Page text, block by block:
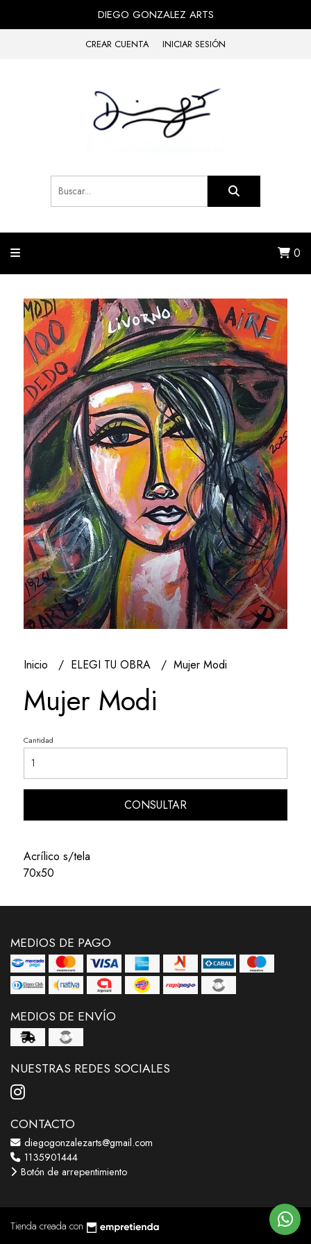
DIEGO GONZALEZ ARTS
CREAR CUENTA INICIAR SESIÓN
0
Inicio ELEGI TU OBRA Mujer Modi
Mujer Modi
Cantidad
CONSULTAR
Acrílico s/tela
70x50
MEDIOS DE PAGO
MEDIOS DE ENVÍO
NUESTRAS REDES SOCIALES
CONTACTO
diegogonzalezarts@gmail.com
1135901444
Botón de arrepentimiento
Tienda creada con